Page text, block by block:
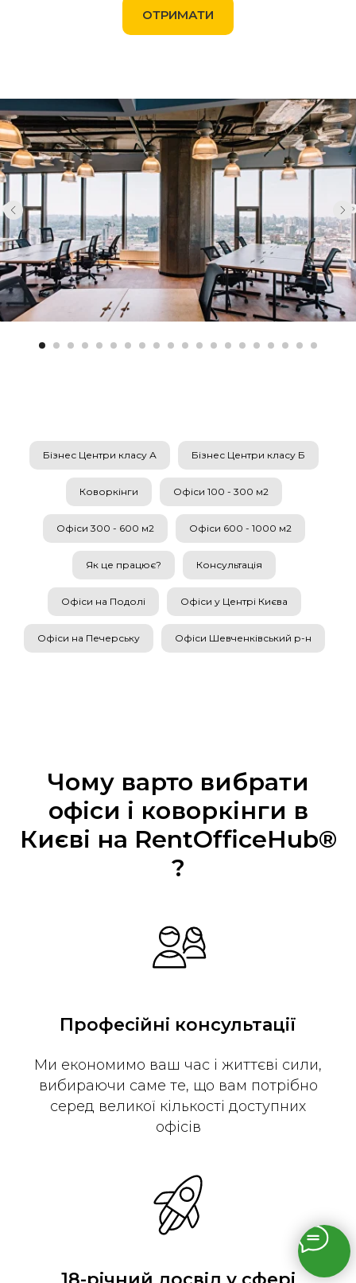
ОТРИМАТИ
Бізнес Центри класу А Бізнес Центри класу Б
Коворкінги Офіси 100 - 300 м2
Офіси 300 - 600 м2 Офіси 600 - 1000 м2
Як це працює? Консультація
Офіси на Подолі Офіси у Центрі Києва
Офіси на Печерську Офіси Шевченківський р-н
Чому варто вибрати
офіси і коворкінги в
Києві на RentOfficeHub®
?
Професійні консультації
Ми економимо ваш час і життєві сили,
вибираючи саме те, що вам потрібно
серед великої кількості доступних
офісів